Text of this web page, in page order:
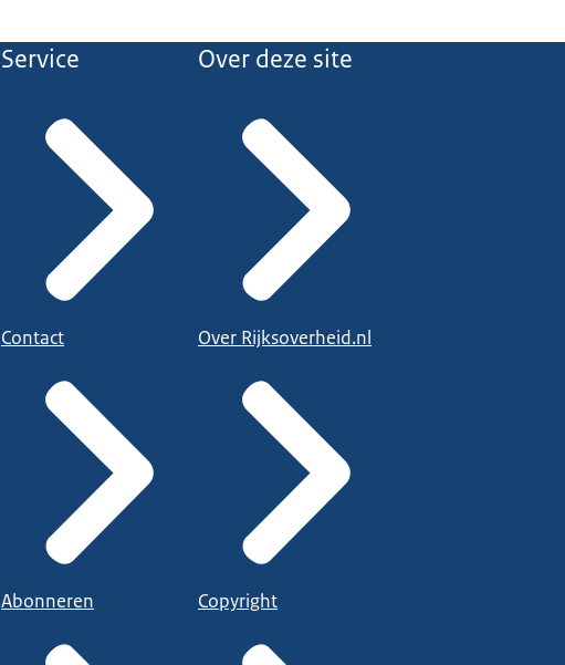
Service
Contact
Abonneren
Over deze site
Over Rijksoverheid.nl
Copyright